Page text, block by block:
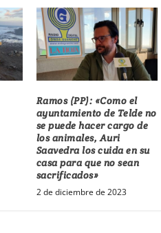
Ramos (PP): «Como el
ayuntamiento de Telde no
se puede hacer cargo de
los animales, Auri
Saavedra los cuida en su
casa para que no sean
sacrificados»
2 de diciembre de 2023